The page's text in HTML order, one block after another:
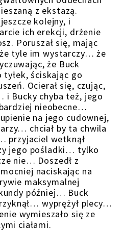
z ekstazą.
kolejny, i
ich erekcji, drżenie
Poruszał się, mając
tyle im wystarczy… że
że Buck
tyłek, ściskając go
Ocierał się, czując,
i Bucky chyba też, jego
nieobecne…
na jego cudownej,
chciał by ta chwila
przyjaciel wetknął
jego pośladki… tylko
nie… Doszedł z
naciskając na
maksymalnej
później… Buck
wyprężył plecy…
wymieszało się ze
ciałami.